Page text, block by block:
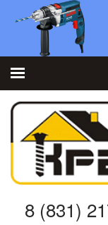
8 (831)